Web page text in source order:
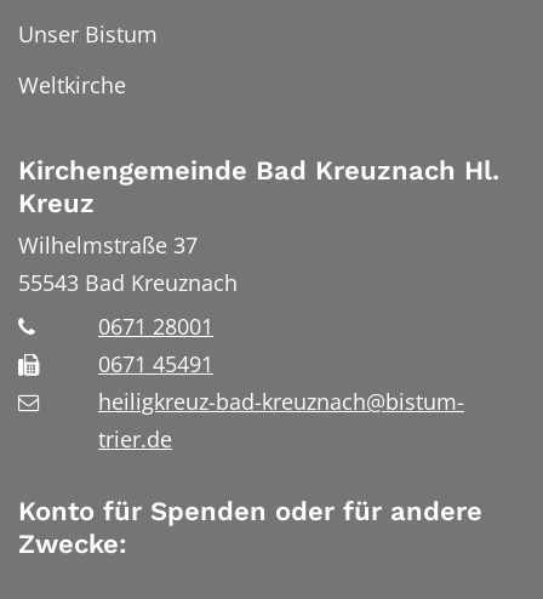
Unser Bistum
Weltkirche
Kirchengemeinde Bad Kreuznach Hl.
Kreuz
Wilhelmstraße 37
55543 Bad Kreuznach
0671 28001
0671 45491
heiligkreuz-bad-kreuznach@bistum-
trier.de
Konto für Spenden oder für andere
Zwecke: